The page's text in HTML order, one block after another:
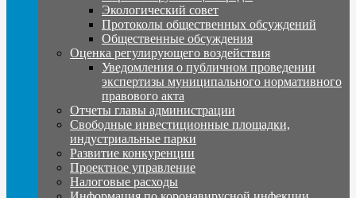
Экологический совет
Протоколы общественных обсуждений
Общественные обсуждения
Оценка регулирующего воздействия
Уведомления о публичном проведении
экспертизы муниципального нормативного
правового акта
Отчеты главы администрации
Свободные инвестиционные площадки,
индустриальные парки
Развитие конкуренции
Проектное управление
Налоговые расходы